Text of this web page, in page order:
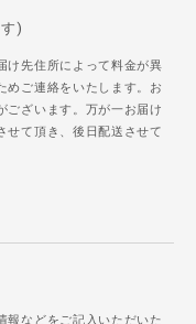
)
け先住所によって料金が異
めご連絡をいたします。お
ございます。万が一お届け
せて頂き、後日配送させて
報などをご記入いただいた